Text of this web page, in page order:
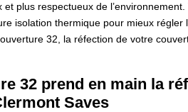
et plus respectueux de
isolation thermique pour mieux
32, la réfection de votre
32 prend en main la
Saves